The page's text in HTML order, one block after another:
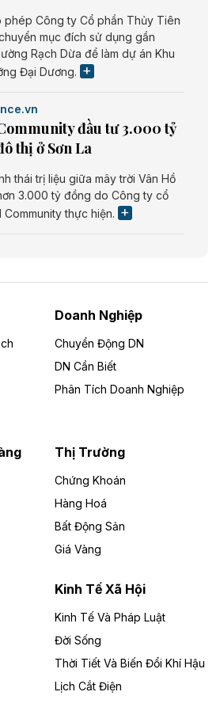
phép Công ty Cổ phần Thủy Tiên
mục đích sử dụng gần
Rạch Dừa để làm dự án Khu
Đại Dương.
đầu tư 3.000 tỷ
thị ở Sơn La
thái trị liệu giữa mây trời Vân Hồ
3.000 tỷ đồng do Công ty cổ
thực hiện.
rác và phát điện Bắc Giang do
lượng môi trường Bắc Giang làm
mở rộng ‘hệ sinh thái’
sự góp vốn của Công ty Cổ
Gia Lai (HoSE: DLG) được
hơn 4.750 tỷ đồng.
gần 59 ha đất làm khu
Thành
Công ty Amata thuê gần 59 ha
nghiệp công nghệ cao Long
Doanh Nghiệp
Chuyển Động DN
DN Cần Biết
Phân Tích Doanh Nghiệp
Thị Trường
Chứng Khoán
Hàng Hoá
Bất Động Sản
Giá Vàng
Kinh Tế Xã Hội
Kinh Tế Và Pháp Luật
Đời Sống
Thời Tiết Và Biến Đổi Khí Hậu
Lịch Cắt Điện